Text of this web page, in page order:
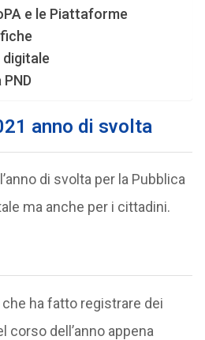
e le Piattaforme
digitale
anno di svolta
di svolta per la Pubblica
ma anche per i cittadini.
ha fatto registrare dei
corso dell’anno appena